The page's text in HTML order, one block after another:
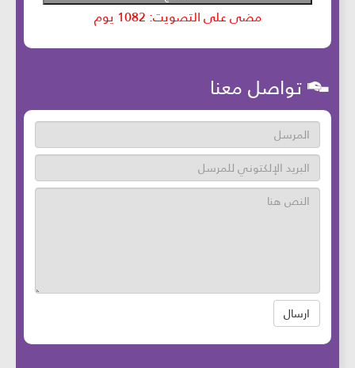
تواصل معنا
ارسال